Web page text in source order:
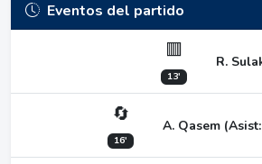
Eventos del partido
🟥
13'
R.
🔄
16'
A. Qasem